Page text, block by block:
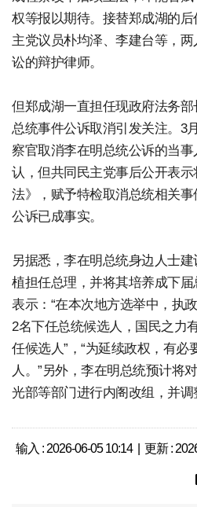
权等报以期待。接替郑成湖的
主党议员朴均泽、李建台等，
讼的辩护律师。
但郑成湖一直担任现政府法务
总统事件公诉取消引发关注。3
察官取消李在明总统公诉的当
认，但共同民主党事后公开表
法》，赋予特检取消总统相关
公诉已成事实。
另据悉，李在明总统身边人士
植担任总理，并将其培养成下
表示：“在本次地方选举中，执
2名下任总统候选人，国民之力
任候选人”，“为延续政权，有必
人。”另外，李在明总统预计将
光部等部门进行内阁改组，并调
输入 : 2026-06-05 10:14 | 更新 :